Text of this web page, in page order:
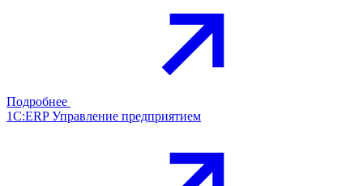
Подробнее
1С:ERP Управление предприятием